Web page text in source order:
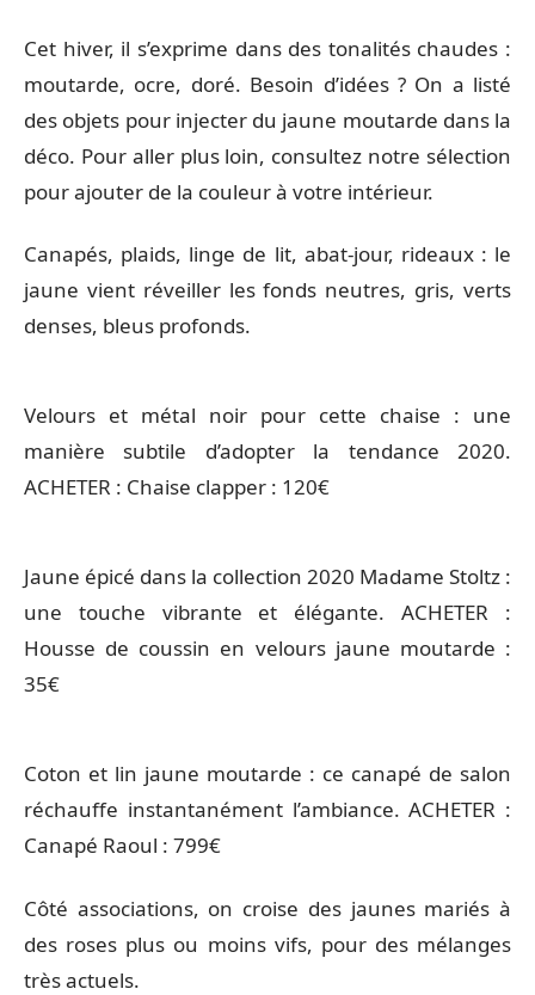
Cet hiver, il s’exprime dans des tonalités chaudes :
moutarde, ocre, doré. Besoin d’idées ? On a listé
des objets pour injecter du jaune moutarde dans la
déco. Pour aller plus loin, consultez notre sélection
pour ajouter de la couleur à votre intérieur.
Canapés, plaids, linge de lit, abat-jour, rideaux : le
jaune vient réveiller les fonds neutres, gris, verts
denses, bleus profonds.
Velours et métal noir pour cette chaise : une
manière subtile d’adopter la tendance 2020.
ACHETER : Chaise clapper : 120€
Jaune épicé dans la collection 2020 Madame Stoltz :
une touche vibrante et élégante. ACHETER :
Housse de coussin en velours jaune moutarde :
35€
Coton et lin jaune moutarde : ce canapé de salon
réchauffe instantanément l’ambiance. ACHETER :
Canapé Raoul : 799€
Côté associations, on croise des jaunes mariés à
des roses plus ou moins vifs, pour des mélanges
très actuels.